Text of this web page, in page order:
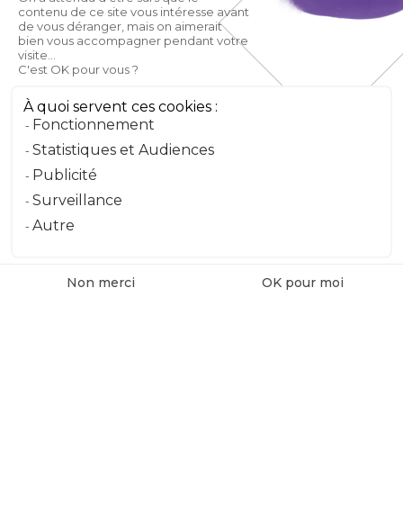
contenu de ce site vous intéresse avant
de vous déranger, mais on aimerait
bien vous accompagner pendant votre
visite...
C'est OK pour vous ?
À quoi servent ces cookies :
Fonctionnement
Statistiques et Audiences
Publicité
Surveillance
Autre
Non merci OK pour moi